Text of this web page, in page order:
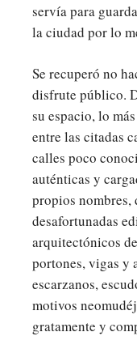
servía para
la ciudad por lo
Se recuperó no
disfrute público.
su espacio, lo
entre las citadas
calles poco
auténticas y
propios nombres,
desafortunadas
arquitectónicos
portones, vigas y
escarzanos,
motivos
gratamente y